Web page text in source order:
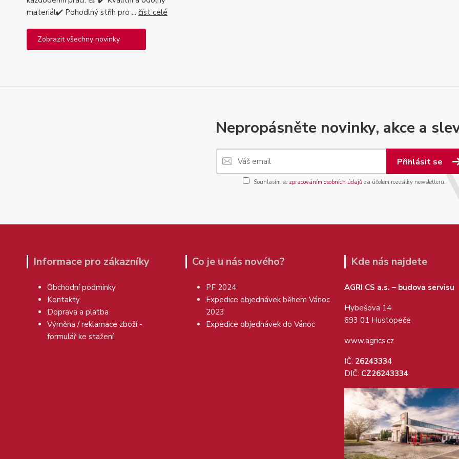
materiál✔️ Pohodlný střih pro ... číst celé
Zobrazit všechny novinky
Nepropásněte novinky, akce a
Přihlásit se
Souhlasím se zpracováním osobních údajů za účelem rozesílky newsletteru.
Informace pro zákazníky
Obchodní podmínky
Kontakty
Doprava a platba
Výměna / reklamace zboží -
formulář ke stažení
Co je u nás nového?
PF 2024
Expedice objednávek během Vánoc
2023
Expedice objednávek do Vánoc
Kde nás najdete
AGRI CS a.s. – budova servisu
Hybešova 14
693 01 Hustopeče
www.agrics.cz
IČ: 26243334
DIČ: CZ26243334